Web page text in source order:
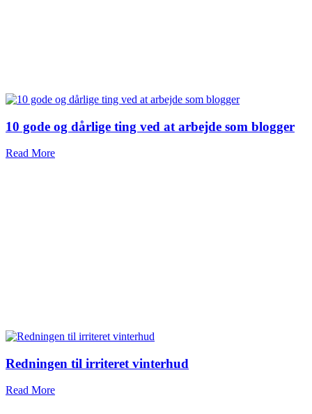
10 gode og dårlige ting ved at arbejde som blogger
Read More
Redningen til irriteret vinterhud
Read More